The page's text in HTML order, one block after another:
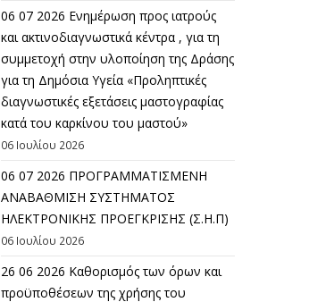
06 07 2026 Eνημέρωση προς ιατρούς
και ακτινοδιαγνωστικά κέντρα , για τη
συμμετοχή στην υλοποίηση της Δράσης
για τη Δημόσια Υγεία «Προληπτικές
διαγνωστικές εξετάσεις μαστογραφίας
κατά του καρκίνου του μαστού»
06 Ιουλίου 2026
06 07 2026 ΠΡΟΓΡΑΜΜΑΤΙΣΜΕΝΗ
ΑΝΑΒΑΘΜΙΣΗ ΣΥΣΤΗΜΑΤΟΣ
ΗΛΕΚΤΡΟΝΙΚΗΣ ΠΡΟΕΓΚΡΙΣΗΣ (Σ.Η.Π)
06 Ιουλίου 2026
26 06 2026 Καθορισμός των όρων και
προϋποθέσεων της χρήσης του